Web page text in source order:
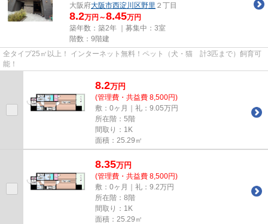
大阪府大阪市西淀川区野里 ２丁目
8.2万円～8.45万円
築年数：築2年 ｜募集中： 3室
階数：9階建
全タイプ25㎡以上！ インターネット無料！ペット（犬・猫 計3匹まで）飼育可
能！
8.2万円
(管理費・共益費 8,500円)
敷：0ヶ月｜礼：9.05万円
所在階：5階
間取り：1K
面積：25.29㎡
8.35万円
(管理費・共益費 8,500円)
敷：0ヶ月｜礼：9.2万円
所在階：8階
間取り：1K
面積：25.29㎡